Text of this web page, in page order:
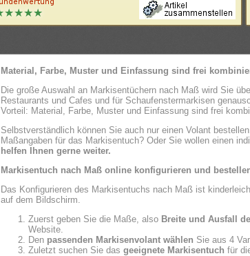
Material, Farbe, Muster und Einfassung sind frei
Die große Auswahl an Markisentüchern nach Maß wird Sie
Restaurants und Cafes und für Schaufenstermarkisen
Vorteil: Material, Farbe, Muster und Einfassung sind frei
Selbstverständlich können Sie auch nur einen Volant
Maßangaben für das Markisentuch? Oder Sie wollen einen
helfen Ihnen gerne weiter.
Markisentuch nach Maß online konfigurieren und
Das Konfigurieren des Markisentuchs nach Maß ist
auf dem Bildschirm.
Zuerst geben Sie die Maße, also Breite und Ausfall
Website.
Den passenden Markisenvolant wählen Sie aus 4
Zuletzt suchen Sie das geeignete Markisentuch für